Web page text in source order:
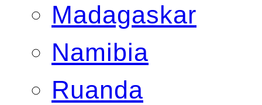
Madagaskar
Namibia
Ruanda